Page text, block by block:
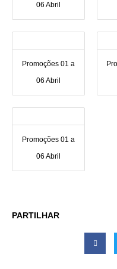
06 Abril
Promoções 01 a
06 Abril
Promoções 01 a
06 Abril
PARTILHAR